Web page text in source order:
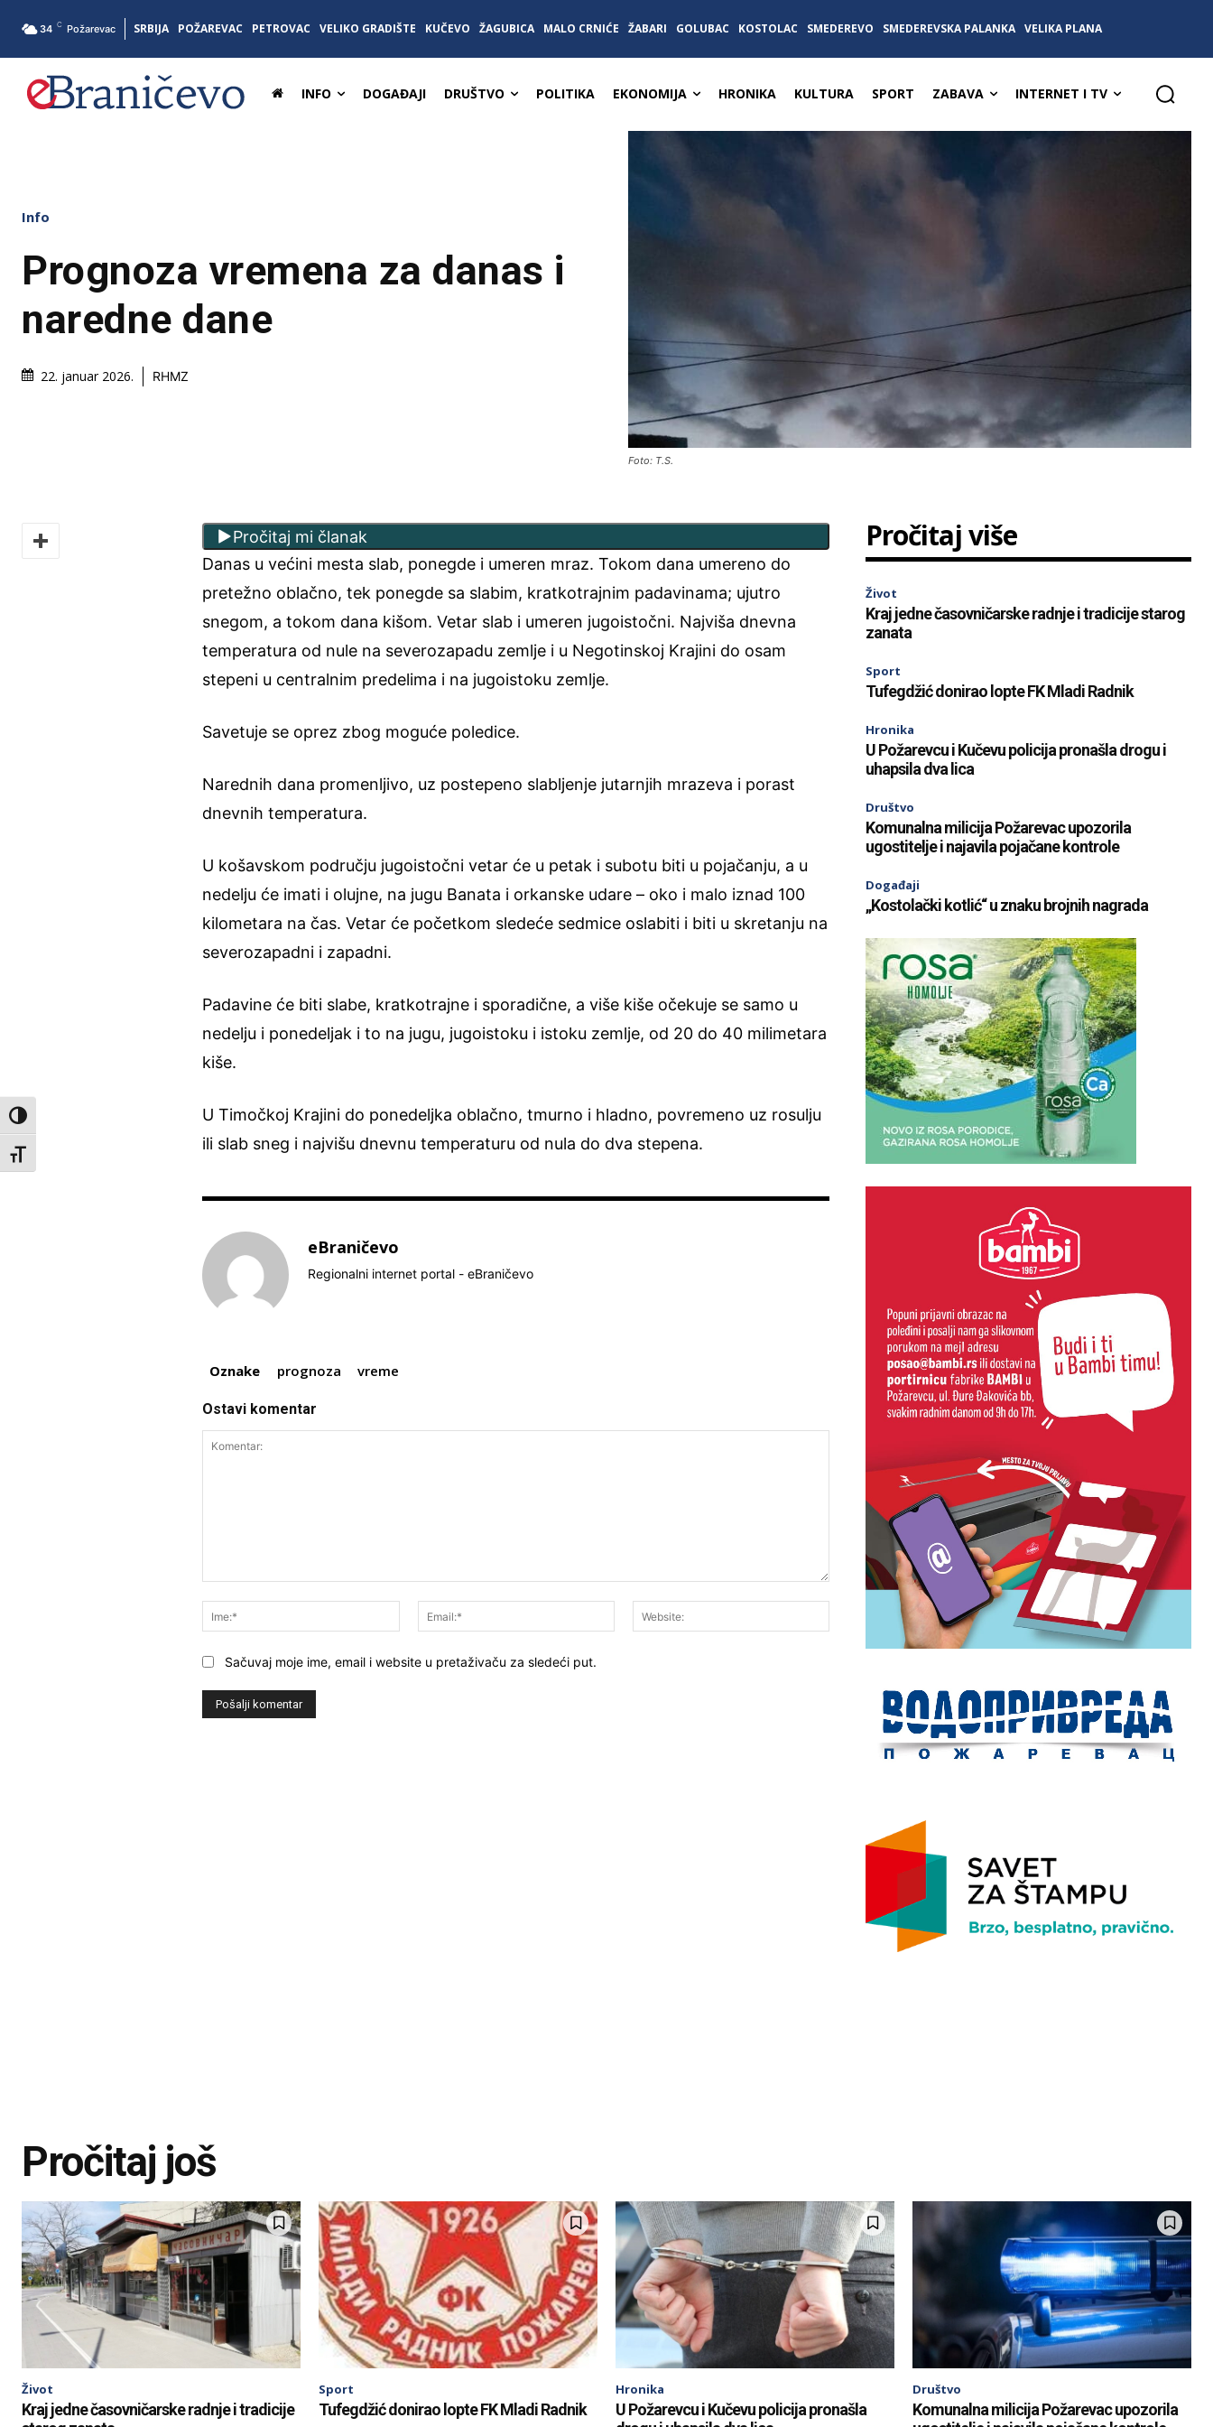
Toggle High Contrast
Toggle Font size
34 C Požarevac SRBIJA POŽAREVAC PETROVAC VELIKO GRADIŠTE KUČEVO ŽAGUBICA MALO CRNIĆE ŽABARI GOLUBAC KOSTOLAC SMEDEREVO SMEDEREVSKA PALANKA VELIKA PLANA
INFO DOGAĐAJI DRUŠTVO POLITIKA EKONOMIJA HRONIKA KULTURA SPORT ZABAVA INTERNET I TV
Info
Prognoza vremena za danas i
naredne dane
22. januar 2026. RHMZ
Foto: T.S.
Pročitaj mi članak
Danas u većini mesta slab, ponegde i umeren mraz. Tokom dana umereno do
pretežno oblačno, tek ponegde sa slabim, kratkotrajnim padavinama; ujutro
snegom, a tokom dana kišom. Vetar slab i umeren jugoistočni. Najviša dnevna
temperatura od nule na severozapadu zemlje i u Negotinskoj Krajini do osam
stepeni u centralnim predelima i na jugoistoku zemlje.
Savetuje se oprez zbog moguće poledice.
Narednih dana promenljivo, uz postepeno slabljenje jutarnjih mrazeva i porast
dnevnih temperatura.
U košavskom području jugoistočni vetar će u petak i subotu biti u pojačanju, a u
nedelju će imati i olujne, na jugu Banata i orkanske udare – oko i malo iznad 100
kilometara na čas. Vetar će početkom sledeće sedmice oslabiti i biti u skretanju na
severozapadni i zapadni.
Padavine će biti slabe, kratkotrajne i sporadične, a više kiše očekuje se samo u
nedelju i ponedeljak i to na jugu, jugoistoku i istoku zemlje, od 20 do 40 milimetara
kiše.
U Timočkoj Krajini do ponedeljka oblačno, tmurno i hladno, povremeno uz rosulju
ili slab sneg i najvišu dnevnu temperaturu od nula do dva stepena.
eBraničevo
Regionalni internet portal - eBraničevo
Oznake prognoza vreme
Ostavi komentar
Ime:*
Email:*
Sačuvaj moje ime, email i website u pretaživaču za sledeći put.
Pročitaj više
Život
Kraj jedne časovničarske radnje i tradicije starog
zanata
Sport
Tufegdžić donirao lopte FK Mladi Radnik
Hronika
U Požarevcu i Kučevu policija pronašla drogu i
uhapsila dva lica
Društvo
Komunalna milicija Požarevac upozorila
ugostitelje i najavila pojačane kontrole
Događaji
„Kostolački kotlić“ u znaku brojnih nagrada
Pročitaj još
Život
Kraj jedne časovničarske radnje i tradicije
Sport
Tufegdžić donirao lopte FK Mladi Radnik
Hronika
U Požarevcu i Kučevu policija pronašla
Društvo
Komunalna milicija Požarevac upozorila